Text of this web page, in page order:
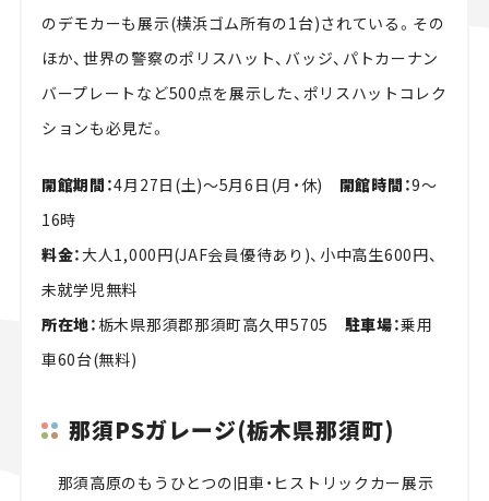
のデモカーも展示(横浜ゴム所有の1台)されている。その
ほか、世界の警察のポリスハット、バッジ、パトカーナン
バープレートなど500点を展示した、ポリスハットコレク
ションも必見だ。
開館期間：4月27日(土)～5月6日(月・休) 開館時間：9～
16時
料金：大人1,000円(JAF会員優待あり)、小中高生600円、
未就学児無料
所在地：栃木県那須郡那須町高久甲5705 駐車場：乗用
車60台(無料)
那須PSガレージ(栃木県那須町)
那須高原のもうひとつの旧車・ヒストリックカー展示